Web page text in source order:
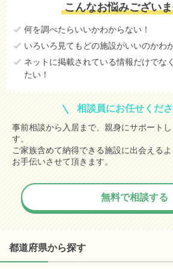
こんなお悩みござい
何を調べたらいいかわからない！
いろいろ見てもどの施設がいいのかわ
ネットに掲載されている情報だけでな
たい！
相談員にお任せくだ
事前相談から入居まで、親身にサポート
す。
ご家族含めて納得できる施設に出会える
お手伝いさせて頂きます。
無料で相談する
都道府県から探す